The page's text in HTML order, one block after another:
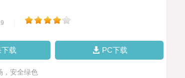
载 PC下载
，安全绿色